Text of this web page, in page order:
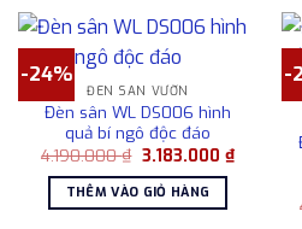
-24%
ĐÈN SÂN VƯỜN
Đèn sân WL DS006 hình
quả bí ngô độc đáo
4.190.000₫ Giá
là:
4.190.000 ₫.
3.183.000 ₫Giá
hiện
THÊM VÀO GIỎ HÀNG
-